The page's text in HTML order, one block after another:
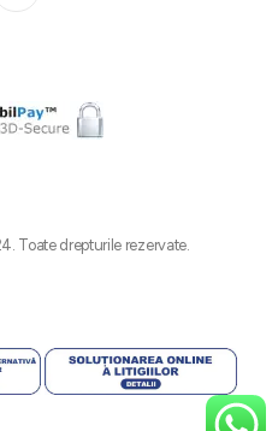
Toate drepturile rezervate.